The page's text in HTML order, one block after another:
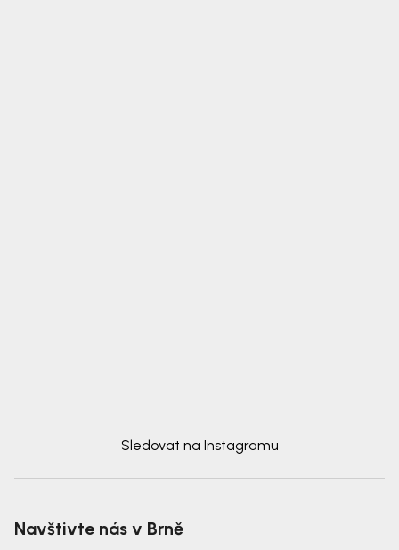
Sledovat na Instagramu
Navštivte nás v Brně